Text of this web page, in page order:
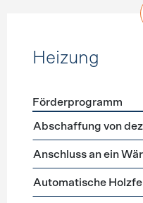
Heizung
Förderprogramme
Förderprogramm
Abschaffung von
Anschluss an ein
Automatische